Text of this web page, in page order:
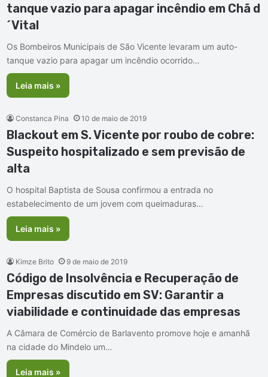
tanque vazio para apagar incêndio em Chã d
´Vital
Os Bombeiros Municipais de São Vicente levaram um auto-
tanque vazio para apagar um incêndio ocorrido…
Leia mais »
Constanca Pina 10 de maio de 2019
Blackout em S. Vicente por roubo de cobre:
Suspeito hospitalizado e sem previsão de
alta
O hospital Baptista de Sousa confirmou a entrada no
estabelecimento de um jovem com queimaduras…
Leia mais »
Kimze Brito 9 de maio de 2019
Código de Insolvência e Recuperação de
Empresas discutido em SV: Garantir a
viabilidade e continuidade das empresas
A Câmara de Comércio de Barlavento promove hoje e amanhã
na cidade do Mindelo um…
Leia mais »